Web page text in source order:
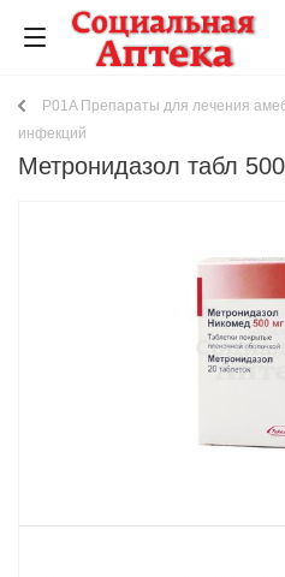
P01A Препараты для лечения
инфекций
Метронидазол табл